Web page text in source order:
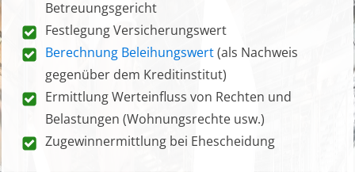
Betreuungsgericht
Festlegung Versicherungswert
Berechnung Beleihungswert(als Nachweis
gegenüber dem Kreditinstitut)
Ermittlung Werteinfluss von Rechten und
Belastungen (Wohnungsrechte usw.)
Zugewinnermittlung bei Ehescheidung